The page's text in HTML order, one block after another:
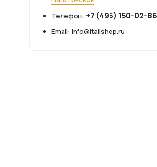
Телефон: +7 (495) 150-02-86
Email: info@italishop.ru